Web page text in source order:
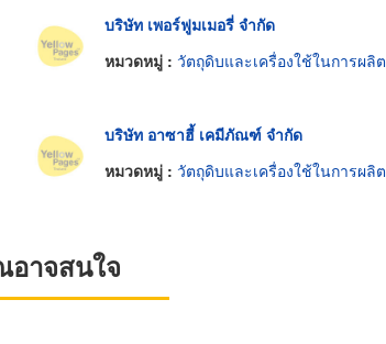
บริษัท เพอร์ฟูมเมอรี่ จำกัด
หมวดหมู่ : วัตถุดิบและเครื่องใช้ในการผลิตน้ำหอม
บริษัท อาซาฮี้ เคมีภัณฑ์ จำกัด
หมวดหมู่ : วัตถุดิบและเครื่องใช้ในการผลิตน้ำหอม
าจสนใจ